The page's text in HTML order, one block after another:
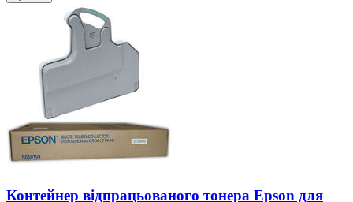
Контейнер відпрацьованого тонера Epson для